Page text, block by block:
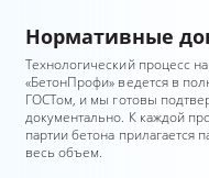
Нормативные
Технологический процесс
«БетонПрофи» ведется в
ГОСТом, и мы готовы
документально. К каждой
партии бетона прилагается
весь объем.